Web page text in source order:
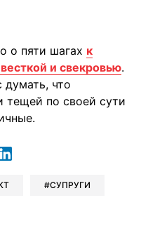
о пяти шагах к
и свекровью.
думать, что
тещей по своей сути
в Facebook
в Xв Viber
в Whatsapp
в Messenger
отправить в LinkedIn
СУПРУГИ